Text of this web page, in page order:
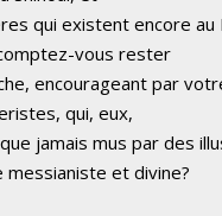
qui existent encore au
vous rester
encourageant par
qui, eux,
jamais mus par des
messianiste et divine?